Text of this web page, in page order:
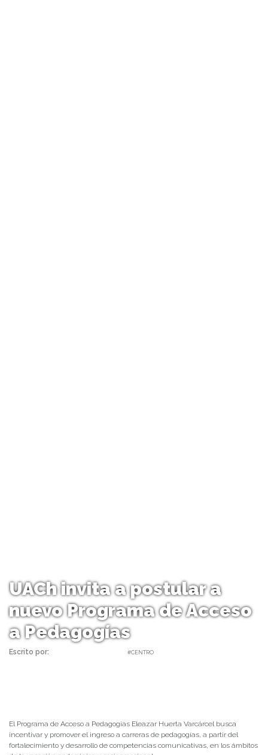
UACh invita a postular a
nuevo Programa de Acceso
a Pedagogías
Escrito por: #CENTRO
El Programa de Acceso a Pedagogías Eleazar Huerta Varcárcel busca
incentivar y promover el ingreso a carreras de pedagogías, a partir del
fortalecimiento y desarrollo de competencias comunicativas, en los ámbitos